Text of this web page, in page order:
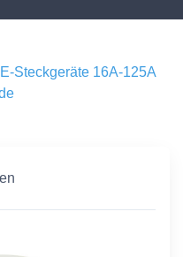
Steckgeräte 16A-125A